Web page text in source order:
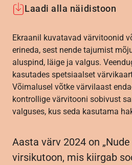
Laadi alla näidistoon
Ekraanil kuvatavad värvitoonid
erineda, sest nende tajumist
aluspind, läige ja valgus.
kasutades spetsiaalset
Võimalusel võtke värvilaast
kontrollige värvitooni sobivust
valguses, kus seda kasutama
Aasta värv 2024 on „Nude
virsikutoon, mis kiirgab